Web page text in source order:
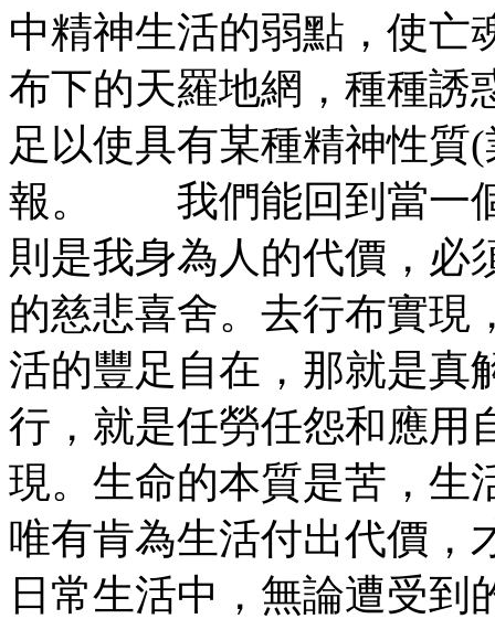
中精神生活的弱點，使亡
布下的天羅地網，種種誘
足以使具有某種精神性質
報。 我們能回到當一個
則是我身為人的代價，必
的慈悲喜舍。去行布實現
活的豐足自在，那就是
行，就是任勞任怨和應用
現。生命的本質是苦，生
唯有肯為生活付出代價，
日常生活中，無論遭受